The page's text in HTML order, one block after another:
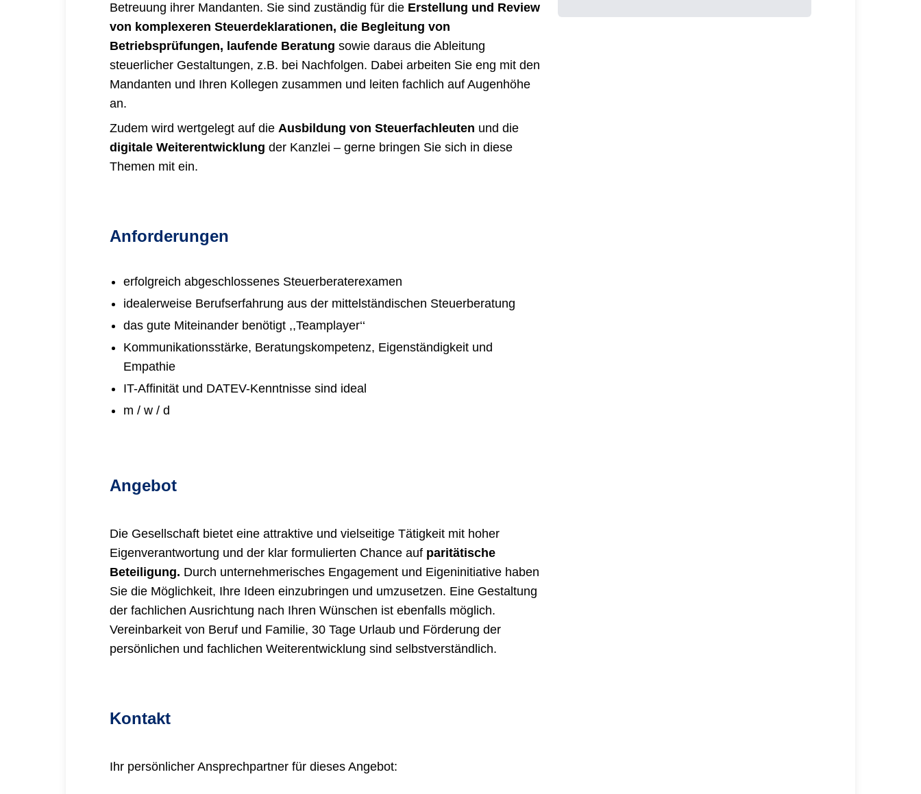
Betreuung ihrer Mandanten. Sie sind zuständig für die Erstellung und Review
von komplexeren Steuerdeklarationen, die Begleitung von
Betriebsprüfungen, laufende Beratung sowie daraus die Ableitung
steuerlicher Gestaltungen, z.B. bei Nachfolgen. Dabei arbeiten Sie eng mit den
Mandanten und Ihren Kollegen zusammen und leiten fachlich auf Augenhöhe
an.
Zudem wird wertgelegt auf die Ausbildung von Steuerfachleuten und die
digitale Weiterentwicklung der Kanzlei – gerne bringen Sie sich in diese
Themen mit ein.
Anforderungen
erfolgreich abgeschlossenes Steuerberaterexamen
idealerweise Berufserfahrung aus der mittelständischen Steuerberatung
das gute Miteinander benötigt ,,Teamplayer‘‘
Kommunikationsstärke, Beratungskompetenz, Eigenständigkeit und
Empathie
IT-Affinität und DATEV-Kenntnisse sind ideal
m / w / d
Angebot
Die Gesellschaft bietet eine attraktive und vielseitige Tätigkeit mit hoher
Eigenverantwortung und der klar formulierten Chance auf paritätische
Beteiligung. Durch unternehmerisches Engagement und Eigeninitiative haben
Sie die Möglichkeit, Ihre Ideen einzubringen und umzusetzen. Eine Gestaltung
der fachlichen Ausrichtung nach Ihren Wünschen ist ebenfalls möglich.
Vereinbarkeit von Beruf und Familie, 30 Tage Urlaub und Förderung der
persönlichen und fachlichen Weiterentwicklung sind selbstverständlich.
Kontakt
Ihr persönlicher Ansprechpartner für dieses Angebot: